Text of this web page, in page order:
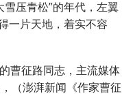
压青松”的年代，左翼
一片天地，着实不容
曹征路同志，主流媒体
（澎湃新闻《作家曹征